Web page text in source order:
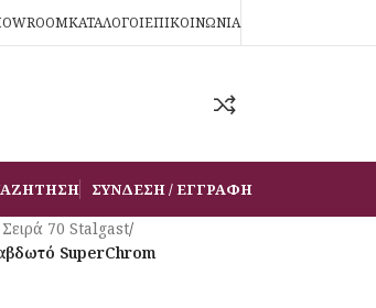
ΚΑΤΑΛΟΓΟΙΕΠΙΚΟΙΝΩΝΙΑ
ΣΎΝΔΕΣΗ / ΕΓΓΡΑΦΉ
70 Stalgast/
SuperChrom